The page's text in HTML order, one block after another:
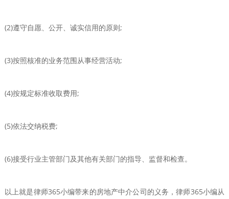
(2)遵守自愿、公开、诚实信用的原则;
(3)按照核准的业务范围从事经营活动;
(4)按规定标准收取费用;
(5)依法交纳税费;
(6)接受行业主管部门及其他有关部门的指导、监督和检查。
以上就是律师365小编带来的房地产中介公司的义务，律师365小编从